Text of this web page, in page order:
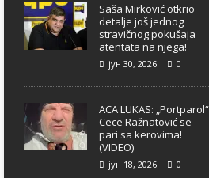
Saša Mirković otkrio
detalje još jednog
stravičnog pokušaja
atentata na njega!
јун 30, 2026 0
ACA LUKAS: „Portparol“
Cece Ražnatović se
pari sa kerovima!
(VIDEO)
јун 18, 2026 0